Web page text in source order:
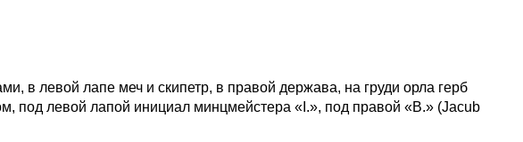
в левой лапе меч и скипетр, в правой держава, на груди орла герб
под левой лапой инициал минцмейстера «I.», под правой «B.» (Jacub